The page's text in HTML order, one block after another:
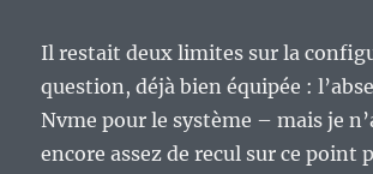
Il restait deux limites sur la
question, déjà bien équipée :
Nvme pour le système – mais je
encore assez de recul sur ce point